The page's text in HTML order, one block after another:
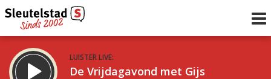
LUISTER LIVE:
De Vrijdagavond met Gijs